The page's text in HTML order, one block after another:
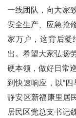
一线团队，向大家
安全生产、应急抢
家万户，这背后凝
出。希望大家弘扬
硬本领，做好日常
到快速响应，以“
静安区新福康里居
居民区党总支书记